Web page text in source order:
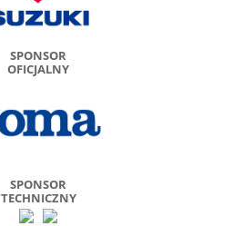
SPONSOR
OFICJALNY
SPONSOR
TECHNICZNY